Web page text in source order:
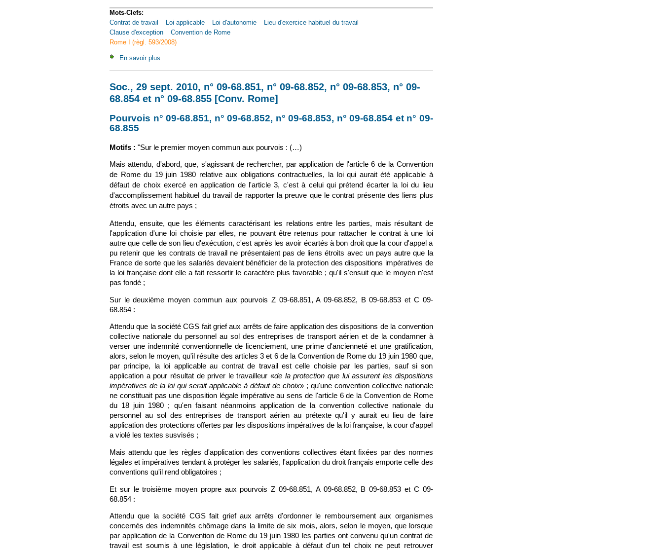
Mots-Clefs:
Contrat de travail
Loi applicable Loi d'autonomie
Lieu d'exercice habituel du travail
Clause d'exception
Convention de Rome
Rome I (règl. 593/2008)
En savoir plus
Soc., 29 sept. 2010, n° 09-68.851, n° 09-68.852, n° 09-68.853, n° 09-
68.854 et n° 09-68.855 [Conv. Rome]
Pourvois n° 09-68.851, n° 09-68.852, n° 09-68.853, n° 09-68.854 et n° 09-
68.855
Motifs : "Sur le premier moyen commun aux pourvois : (…)
Mais attendu, d'abord, que, s'agissant de rechercher, par application de l'article 6 de la Convention
de Rome du 19 juin 1980 relative aux obligations contractuelles, la loi qui aurait été applicable à
défaut de choix exercé en application de l'article 3, c'est à celui qui prétend écarter la loi du lieu
d'accomplissement habituel du travail de rapporter la preuve que le contrat présente des liens plus
étroits avec un autre pays ;
Attendu, ensuite, que les éléments caractérisant les relations entre les parties, mais résultant de
l'application d'une loi choisie par elles, ne pouvant être retenus pour rattacher le contrat à une loi
autre que celle de son lieu d'exécution, c'est après les avoir écartés à bon droit que la cour d'appel a
pu retenir que les contrats de travail ne présentaient pas de liens étroits avec un pays autre que la
France de sorte que les salariés devaient bénéficier de la protection des dispositions impératives de
la loi française dont elle a fait ressortir le caractère plus favorable ; qu'il s'ensuit que le moyen n'est
pas fondé ;
Sur le deuxième moyen commun aux pourvois Z 09-68.851, A 09-68.852, B 09-68.853 et C 09-
68.854 :
Attendu que la société CGS fait grief aux arrêts de faire application des dispositions de la convention
collective nationale du personnel au sol des entreprises de transport aérien et de la condamner à
verser une indemnité conventionnelle de licenciement, une prime d'ancienneté et une gratification,
alors, selon le moyen, qu'il résulte des articles 3 et 6 de la Convention de Rome du 19 juin 1980 que,
par principe, la loi applicable au contrat de travail est celle choisie par les parties, sauf si son
application a pour résultat de priver le travailleur «de la protection que lui assurent les dispositions
impératives de la loi qui serait applicable à défaut de choix» ; qu'une convention collective nationale
ne constituait pas une disposition légale impérative au sens de l'article 6 de la Convention de Rome
du 18 juin 1980 ; qu'en faisant néanmoins application de la convention collective nationale du
personnel au sol des entreprises de transport aérien au prétexte qu'il y aurait eu lieu de faire
application des protections offertes par les dispositions impératives de la loi française, la cour d'appel
a violé les textes susvisés ;
Mais attendu que les règles d'application des conventions collectives étant fixées par des normes
légales et impératives tendant à protéger les salariés, l'application du droit français emporte celle des
conventions qu'il rend obligatoires ;
Et sur le troisième moyen propre aux pourvois Z 09-68.851, A 09-68.852, B 09-68.853 et C 09-
68.854 :
Attendu que la société CGS fait grief aux arrêts d'ordonner le remboursement aux organismes
concernés des indemnités chômage dans la limite de six mois, alors, selon le moyen, que lorsque
par application de la Convention de Rome du 19 juin 1980 les parties ont convenu qu'un contrat de
travail est soumis à une législation, le droit applicable à défaut d'un tel choix ne peut retrouver